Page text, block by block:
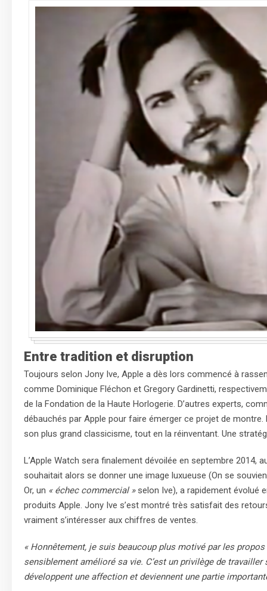
Entre tradition et disruption
Toujours selon Jony Ive, Apple a dès lors commencé à
comme Dominique Fléchon et Gregory Gardinetti,
de la Fondation de la Haute Horlogerie. D’autres experts,
débauchés par Apple pour faire émerger ce projet de
son plus grand classicisme, tout en la réinventant. Une
L’Apple Watch sera finalement dévoilée en septembre 2014,
souhaitait alors se donner une image luxueuse (On se
Or, un « échec commercial »selon Ive), a rapidement évolué
produits Apple. Jony Ive s’est montré très satisfait des
vraiment s’intéresser aux chiffres de ventes.
« Honnêtement, je suis beaucoup plus motivé par les
sensiblement amélioré sa vie. C’est un privilège de
développent une affection et deviennent une partie